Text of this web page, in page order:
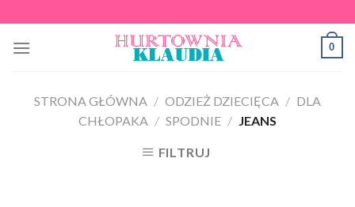
to
content
0
STRONA GŁÓWNA / ODZIEŻ DZIECIĘCA / DLA
CHŁOPAKA / SPODNIE / JEANS
FILTRUJ